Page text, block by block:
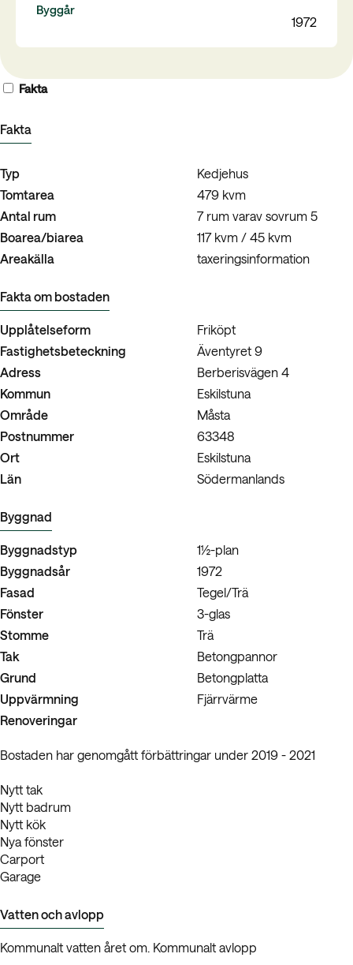
Byggår
1972
Fakta
Fakta
Typ
Kedjehus
Tomtarea
479 kvm
Antal rum
7 rum varav sovrum 5
Boarea/biarea
117 kvm / 45 kvm
Areakälla
taxeringsinformation
Fakta om bostaden
Upplåtelseform
Friköpt
Fastighetsbeteckning
Äventyret 9
Adress
Berberisvägen 4
Kommun
Eskilstuna
Område
Måsta
Postnummer
63348
Ort
Eskilstuna
Län
Södermanlands
Byggnad
Byggnadstyp
1½-plan
Byggnadsår
1972
Fasad
Tegel/Trä
Fönster
3-glas
Stomme
Trä
Tak
Betongpannor
Grund
Betongplatta
Uppvärmning
Fjärrvärme
Renoveringar
Bostaden har genomgått förbättringar under 2019 - 2021
Nytt tak
Nytt badrum
Nytt kök
Nya fönster
Carport
Garage
Vatten och avlopp
Kommunalt vatten året om. Kommunalt avlopp